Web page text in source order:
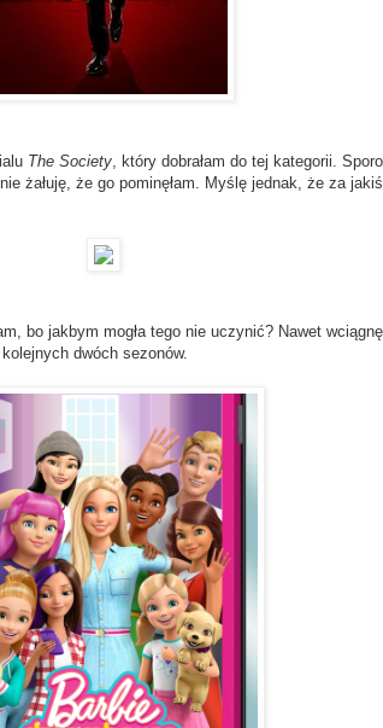
The Society, który dobrałam do tej kategorii.
żałuję, że go pominęłam. Myślę jednak, że za
bo jakbym mogła tego nie uczynić? Nawet
dwóch sezonów.